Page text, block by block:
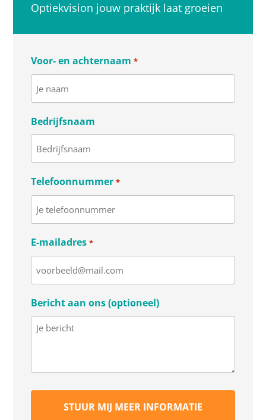
Optiekvision jouw praktijk laat groeien
Voor- en achternaam *
Bedrijfsnaam
Telefoonnummer *
E-mailadres *
Bericht aan ons (optioneel)